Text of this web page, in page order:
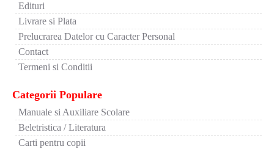
Edituri
Livrare si Plata
Prelucrarea Datelor cu Caracter Personal
Contact
Termeni si Conditii
Categorii Populare
Manuale si Auxiliare Scolare
Beletristica / Literatura
Carti pentru copii